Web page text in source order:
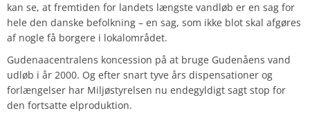
kan se, at fremtiden for landets længste vandløb er en sag for
hele den danske befolkning – en sag, som ikke blot skal afgøres
af nogle få borgere i lokalområdet.
Gudenaacentralens koncession på at bruge Gudenåens vand
udløb i år 2000. Og efter snart tyve års dispensationer og
forlængelser har Miljøstyrelsen nu endegyldigt sagt stop for
den fortsatte elproduktion.